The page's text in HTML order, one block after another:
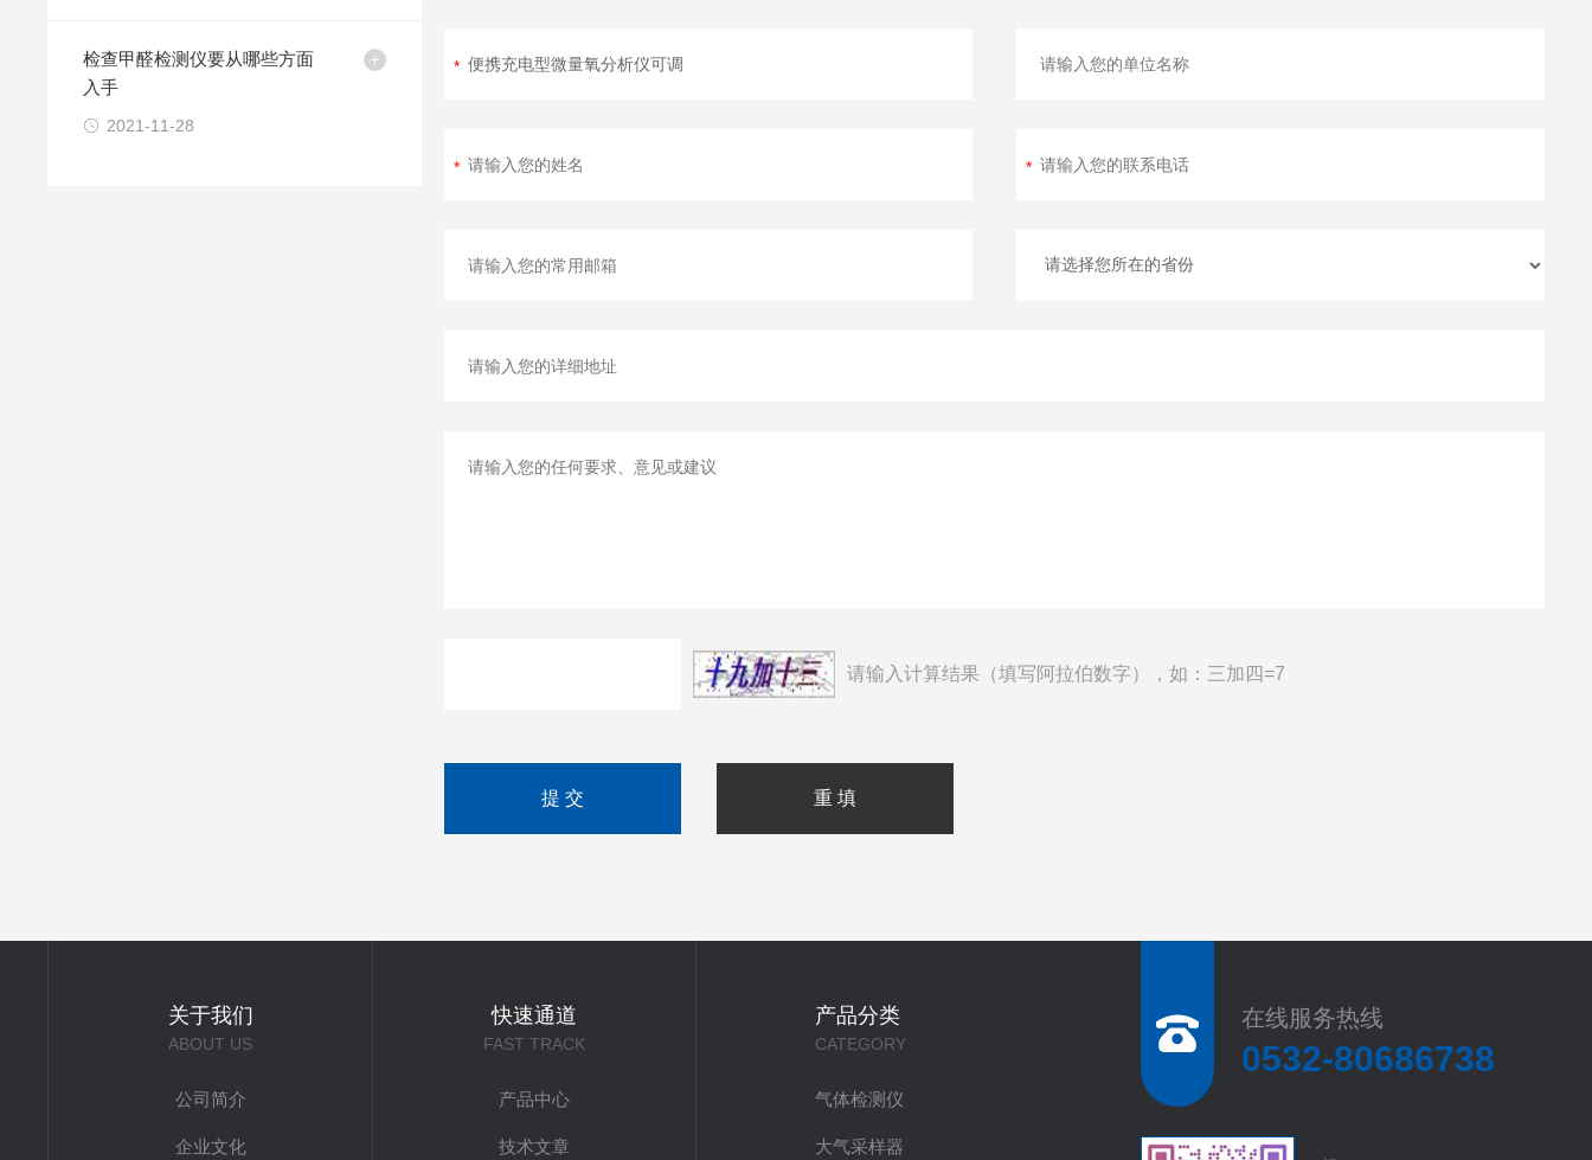
检查甲醛检测仪要从哪些方面
入手
2021-11-28
请输入计算结果（填写阿拉伯数字），如：三加四=7
关于我们
ABOUT US
公司简介
企业文化
快速通道
FAST TRACK
产品中心
技术文章
产品分类
CATEGORY
气体检测仪
大气采样器
在线服务热线
0532-80686738